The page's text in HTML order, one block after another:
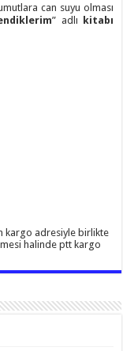
can suyu olması
” adlı kitabı
kargo adresiyle birlikte
halinde ptt kargo